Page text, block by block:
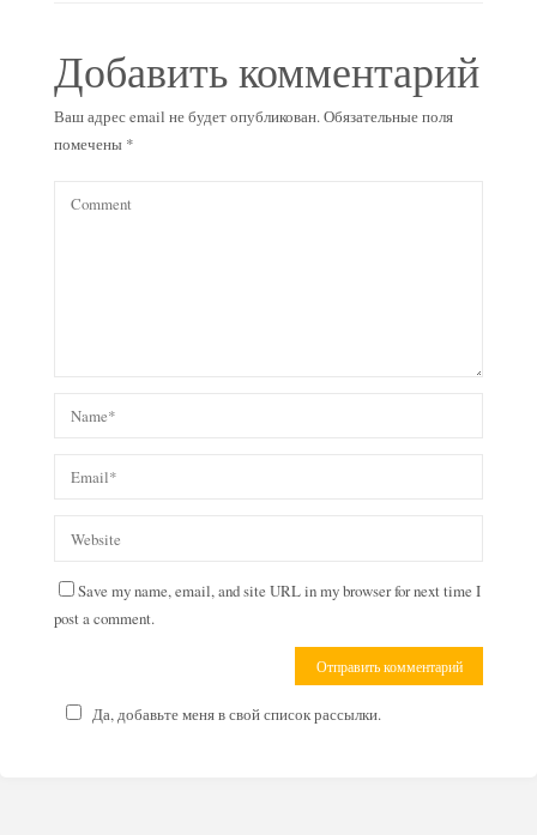
Добавить комментарий
Ваш адрес email не будет опубликован.Обязательные поля
помечены *
Save my name, email, and site URL in my browser for next time I
post a comment.
Да, добавьте меня в свой список рассылки.